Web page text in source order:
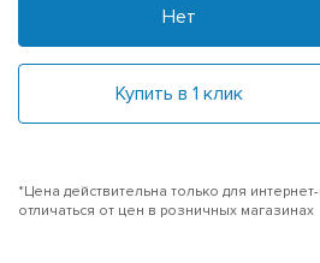
Нет
Купить в 1 клик
*Цена действительна только для
отличаться от цен в розничных магазинах